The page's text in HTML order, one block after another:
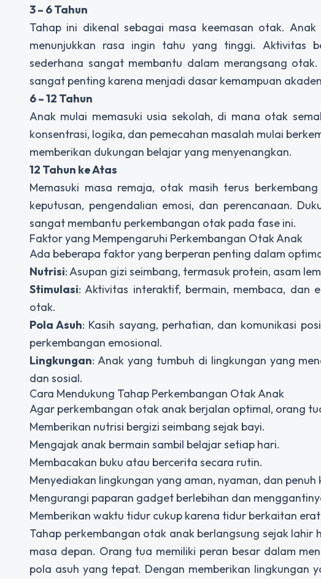
3 – 6 Tahun
Tahap ini dikenal sebagai masa keemasan otak.
menunjukkan rasa ingin tahu yang tinggi. Aktivitas
sederhana sangat membantu dalam merangsang otak.
sangat penting karena menjadi dasar kemampuan
6 – 12 Tahun
Anak mulai memasuki usia sekolah, di mana otak
konsentrasi, logika, dan pemecahan masalah mulai
memberikan dukungan belajar yang menyenangkan.
12 Tahun ke Atas
Memasuki masa remaja, otak masih terus
keputusan, pengendalian emosi, dan perencanaan.
sangat membantu perkembangan otak pada fase ini.
Faktor yang Mempengaruhi Perkembangan Otak Anak
Ada beberapa faktor yang berperan penting dalam
Nutrisi: Asupan gizi seimbang, termasuk protein, asam
Stimulasi: Aktivitas interaktif, bermain, membaca, dan
otak.
Pola Asuh: Kasih sayang, perhatian, dan komunikasi
perkembangan emosional.
Lingkungan: Anak yang tumbuh di lingkungan yang
dan sosial.
Cara Mendukung Tahap Perkembangan Otak Anak
Agar perkembangan otak anak berjalan optimal, orang
Memberikan nutrisi bergizi seimbang sejak bayi.
Mengajak anak bermain sambil belajar setiap hari.
Membacakan buku atau bercerita secara rutin.
Menyediakan lingkungan yang aman, nyaman, dan penuh
Mengurangi paparan gadget berlebihan dan
Memberikan waktu tidur cukup karena tidur berkaitan
Tahap perkembangan otak anak berlangsung sejak
masa depan. Orang tua memiliki peran besar dalam
pola asuh yang tepat. Dengan memberikan lingkungan